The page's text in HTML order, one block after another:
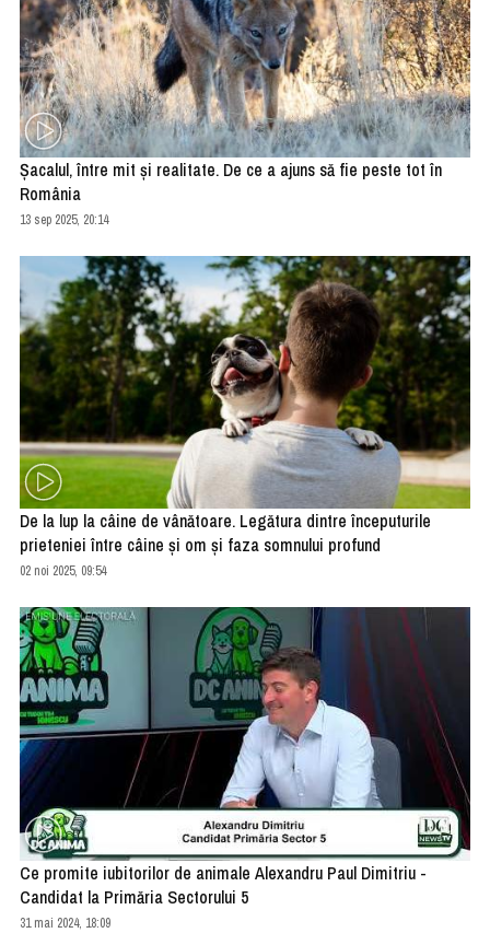
Șacalul, între mit și realitate. De ce a ajuns să fie peste tot în
România
13 sep 2025, 20:14
De la lup la câine de vânătoare. Legătura dintre începuturile
prieteniei între câine și om și faza somnului profund
02 noi 2025, 09:54
Ce promite iubitorilor de animale Alexandru Paul Dimitriu -
Candidat la Primăria Sectorului 5
31 mai 2024, 18:09